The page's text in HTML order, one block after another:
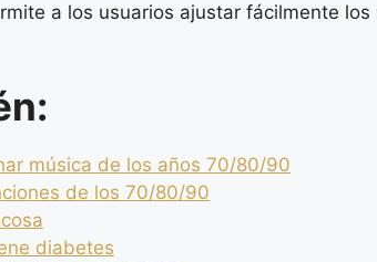
a los usuarios ajustar fácilmente
música de los años 70/80/90
de los 70/80/90
diabetes